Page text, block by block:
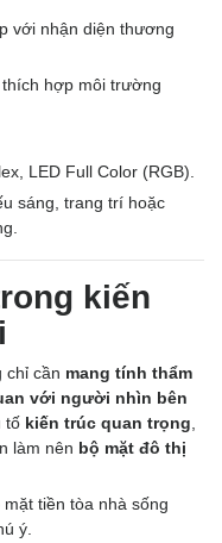
với nhận diện thương
hợp môi trường
LED Full Color (RGB).
sáng, trang trí hoặc
kiến
chỉ cần mang tính thẩm
với người nhìn bên
tố kiến trúc quan trọng
làm nên bộ mặt đô thị
mặt tiền tòa nhà sống
ý.